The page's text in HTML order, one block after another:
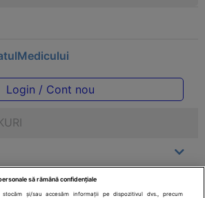
Login / Cont nou
să rămână confidențiale
stocăm și/sau accesăm informații pe dispozitivul dvs., precum